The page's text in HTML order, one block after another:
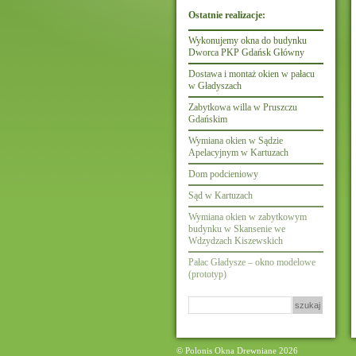
Ostatnie realizacje:
Wykonujemy okna do budynku
Dworca PKP Gdańsk Główny
Dostawa i montaż okien w pałacu
w Gładyszach
Zabytkowa willa w Pruszczu
Gdańskim
Wymiana okien w Sądzie
Apelacyjnym w Kartuzach
Dom podcieniowy
Sąd w Kartuzach
Wymiana okien w zabytkowym
budynku w Skansenie we
Wdzydzach Kiszewskich
Pałac Gładysze – okno modelowe
(prototyp)
© Polonis Okna Drewniane 2026